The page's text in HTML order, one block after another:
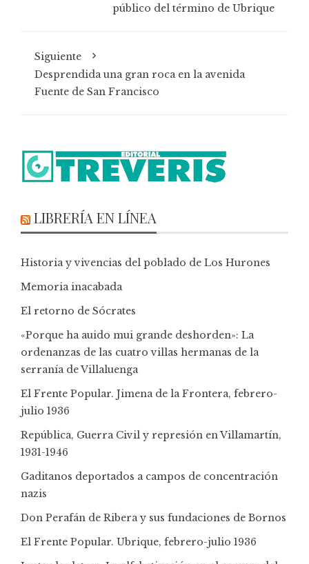
público del término de Ubrique
Siguiente
Desprendida una gran roca en la avenida
Fuente de San Francisco
LIBRERÍA EN LÍNEA
Historia y vivencias del poblado de Los Hurones
Memoria inacabada
El retorno de Sócrates
«Porque ha auido mui grande deshorden»: La
ordenanzas de las cuatro villas hermanas de la
serranía de Villaluenga
El Frente Popular. Jimena de la Frontera, febrero-
julio 1936
República, Guerra Civil y represión en Villamartín,
1931-1946
Gaditanos deportados a campos de concentración
nazis
Don Perafán de Ribera y sus fundaciones de Bornos
El Frente Popular. Ubrique, febrero-julio 1936